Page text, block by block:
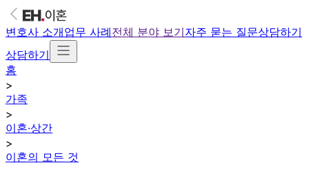
변호사 소개업무 사례전체 분야 보기자주 묻는 질문상담하기
상담하기
홈
>
가족
>
이혼·상간
>
이혼의 모든 것